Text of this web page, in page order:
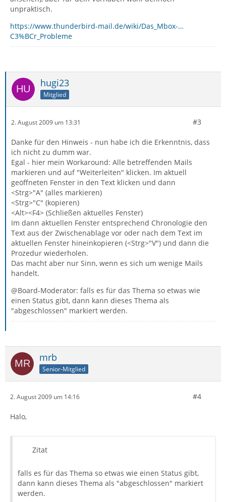
unpraktisch.
https://www.thunderbird-mail.de/wiki/Das_Mbox-…
C3%BCr_Probleme
hugi23
Mitglied
2. August 2009 um 13:31 #3
Danke für den Hinweis - nun habe ich die Erkenntnis, dass
ich nicht zu dumm war.
Egal - hier mein Workaround: Alle betreffenden Mails
markieren und auf "Weiterleiten" klicken. Im aktuell
geöffneten Fenster in den Text klicken und dann
<Strg>"A" (alles markieren)
<Strg>"C" (kopieren)
<Alt><F4> (Schließen aktuelles Fenster)
Im dann aktuellen Fenster entsprechend Chronologie den
Text aus der Zwischenablage vor oder nach dem Text im
aktuellen Fenster hineinkopieren (<Strg>"V") und dann die
Prozedur wiederholen.
Das macht aber nur Sinn, wenn es sich um wenige Mails
handelt.
@Board-Moderator: falls es für das Thema so etwas wie
einen Status gibt, dann kann dieses Thema als
"abgeschlossen" markiert werden.
mrb
Senior-Mitglied
2. August 2009 um 14:16 #4
Halo,
Zitat
falls es für das Thema so etwas wie einen Status gibt,
dann kann dieses Thema als "abgeschlossen" markiert
werden.